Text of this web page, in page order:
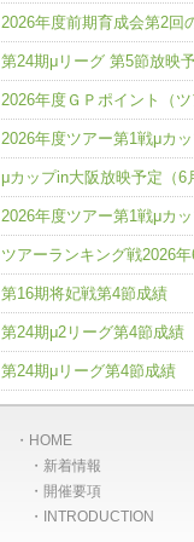
2026年度前期育成会第2回
第24期μリーグ 第5節放映
2026年度ＧＰポイント（
2026年度ツアー第1戦μカ
μカップin大阪放映予定（
2026年度ツアー第1戦μカ
ツアーランキング戦2026
第16期将妃戦第4節成績
第24期μ2リーグ第4節成績
第24期μリーグ第4節成績
HOME
新着情報
開催要項
INTRODUCTION